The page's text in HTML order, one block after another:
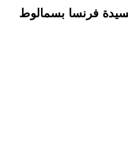
فرنسا بسمالوط